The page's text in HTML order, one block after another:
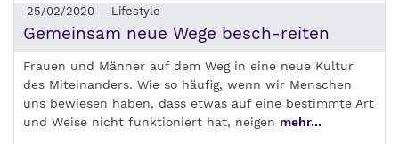
25/02/2020 Lifestyle
Gemeinsam neue Wege besch-reiten
Frauen und Männer auf dem Weg in eine neue Kultur
des Miteinanders. Wie so häufig, wenn wir Menschen
uns bewiesen haben, dass etwas auf eine bestimmte Art
und Weise nicht funktioniert hat, neigen mehr...